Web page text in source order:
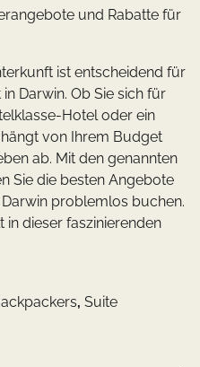
und Rabatte für
ist entscheidend für
Darwin. Ob Sie sich für
Hotel oder ein
von Ihrem Budget
ab. Mit den genannten
Sie die besten Angebote
problemlos buchen.
in dieser faszinierenden
, Suite